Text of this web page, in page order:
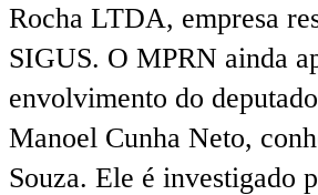
Rocha LTDA, empresa
SIGUS. O MPRN ainda
envolvimento do
Manoel Cunha Neto,
Souza. Ele é investigado